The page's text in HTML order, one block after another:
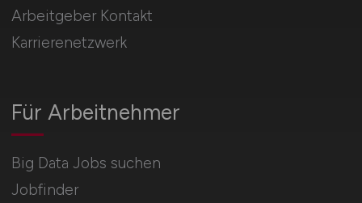
Für Arbeitnehmer
Big Data Jobs suchen
Jobfinder
Arbeitgeber Kontakt
Karrierenetzwerk